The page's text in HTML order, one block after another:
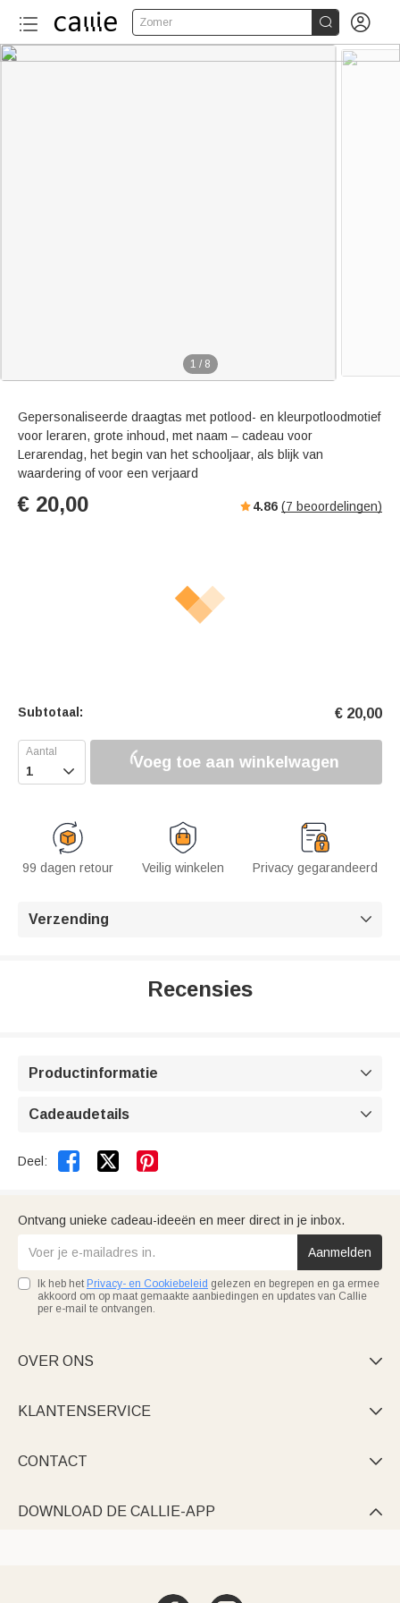
Zomer  
1 / 8
Gepersonaliseerde draagtas met potlood- en kleurpotloodmotief
voor leraren, grote inhoud, met naam – cadeau voor
Lerarendag, het begin van het schooljaar, als blijk van
waardering of voor een verjaard
€ 20,00 4.86 (7 beoordelingen)
Subtotaal: € 20,00
 Voeg toe aan winkelwagen
99 dagen retour Veilig winkelen Privacy gegarandeerd
Verzending 
Recensies
Productinformatie 
Cadeaudetails 
Deel:  
Ontvang unieke cadeau-ideeën en meer direct in je inbox.
Aanmelden
Ik heb het Privacy- en Cookiebeleid gelezen en begrepen en ga ermee
akkoord om op maat gemaakte aanbiedingen en updates van Callie
per e-mail te ontvangen.
OVER ONS 
KLANTENSERVICE 
CONTACT 
DOWNLOAD DE CALLIE-APP 